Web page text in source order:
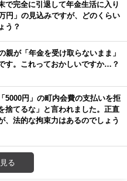
で完全に引退して年金生活に入り
円」の見込みですが、どのくらい
う？
親が「年金を受け取らないまま」
す。これっておかしいですか…？
5000円」の町内会費の支払いを拒
捨てるな」と言われました。正直
、法的な拘束力はあるのでしょう
る